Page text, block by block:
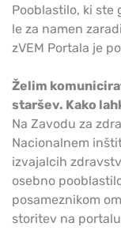
Pooblastilo, ki ste
le za namen
zVEM Portala je
Želim
staršev. Kako
Na Zavodu za
Nacionalnem
izvajalcih
osebno
posameznikom
storitev na